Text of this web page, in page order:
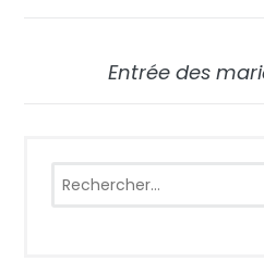
l’articleEntrée des